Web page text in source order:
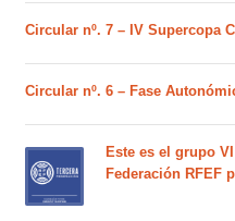
Circular nº. 7 – IV Supercopa
Circular nº. 6 – Fase
Este es el grupo
Federación RFEF